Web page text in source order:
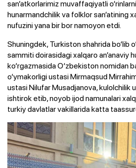
san’atkorlarimiz muvaffaqiyatli
hunarmandchilik va folklor san’atining
nufuzini yana bir bor namoyon etdi.
Shuningdek, Turkiston shahrida bo‘lib
sammiti doirasidagi xalqaro an’anaviy
ko‘rgazmasida O‘zbekiston nomidan
o‘ymakorligi ustasi Mirmaqsud
ustasi Nilufar Musadjanova, kulolchilik
ishtirok etib, noyob ijod namunalari
turkiy davlatlar vakillarida katta